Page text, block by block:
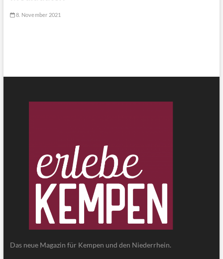
8. November 2021
Das neue Magazin für Kempen und den Niederrhein.